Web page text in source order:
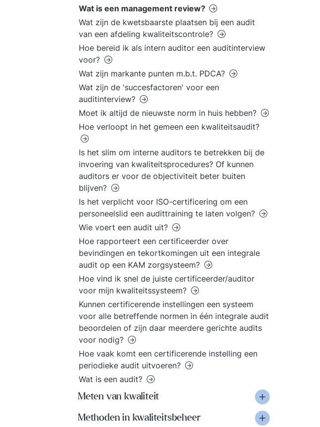
Wat is een management review?
Wat zijn de kwetsbaarste plaatsen bij een audit
van een afdeling kwaliteitscontrole?
Hoe bereid ik als intern auditor een auditinterview
voor?
Wat zijn markante punten m.b.t. PDCA?
Wat zijn de 'succesfactoren' voor een
auditinterview?
Moet ik altijd de nieuwste norm in huis hebben?
Hoe verloopt in het gemeen een kwaliteitsaudit?
Is het slim om interne auditors te betrekken bij de
invoering van kwaliteitsprocedures? Of kunnen
auditors er voor de objectiviteit beter buiten
blijven?
Is het verplicht voor ISO-certificering om een
personeelslid een audittraining te laten volgen?
Wie voert een audit uit?
Hoe rapporteert een certificeerder over
bevindingen en tekortkomingen uit een integrale
audit op een KAM zorgsysteem?
Hoe vind ik snel de juiste certificeerder/auditor
voor mijn kwaliteitssysteem?
Kunnen certificerende instellingen een systeem
voor alle betreffende normen in één integrale audit
beoordelen of zijn daar meerdere gerichte audits
voor nodig?
Hoe vaak komt een certificerende instelling een
periodieke audit uitvoeren?
Wat is een audit?
Meten van kwaliteit
Methoden in kwaliteitsbeheer